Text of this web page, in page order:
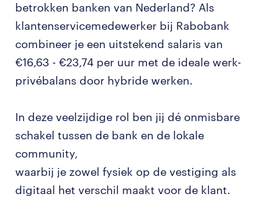
betrokken banken van Nederland? Als
klantenservicemedewerker bij Rabobank
combineer je een uitstekend salaris van
€16,63 - €23,74 per uur met de ideale werk-
privébalans door hybride werken.
In deze veelzijdige rol ben jij dé onmisbare
schakel tussen de bank en de lokale
community,
waarbij je zowel fysiek op de vestiging als
digitaal het verschil maakt voor de klant.